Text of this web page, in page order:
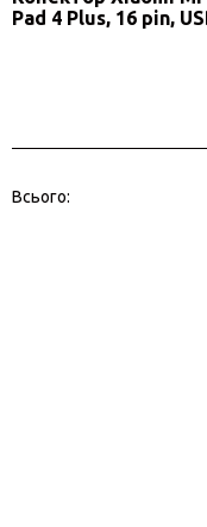
Pad 4 Plus, 16 pin,
Всього: